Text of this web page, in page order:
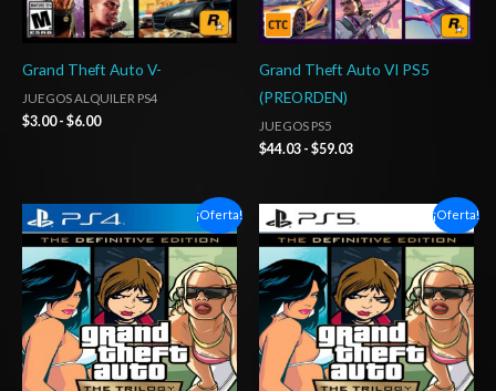
Grand Theft Auto V-
JUEGOS ALQUILER PS4
$3.00 - $6.00
Grand Theft Auto VI PS5
(PREORDEN)
JUEGOS PS5
$44.03 - $59.03
¡Oferta!
Rango
de
precios:
desde
$14.03
hasta
$20.03
¡Oferta!
Rango
de
precios:
desde
$14.03
hasta
$20.03